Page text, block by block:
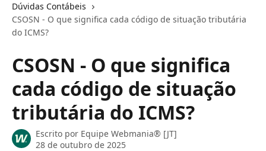
Dúvidas Contábeis
CSOSN - O que significa cada código de situação tributária
do ICMS?
CSOSN - O que significa
cada código de situação
tributária do ICMS?
Escrito por Equipe Webmania® [JT]
28 de outubro de 2025